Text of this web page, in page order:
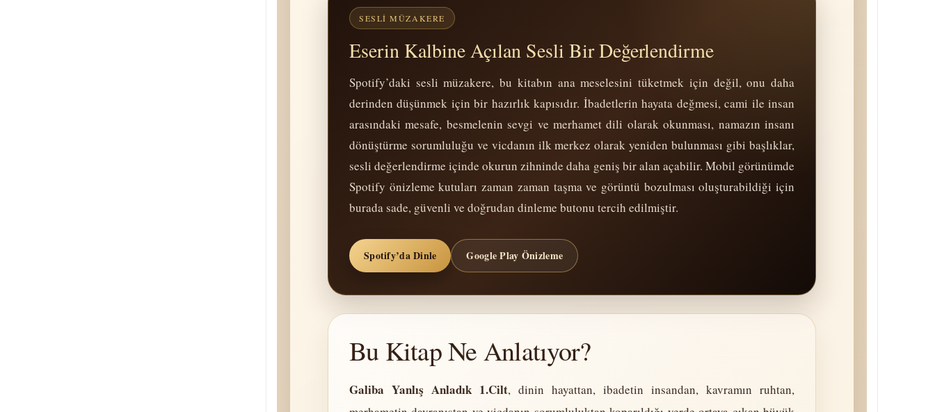
SESLI MÜZAKERE
Eserin Kalbine Açılan Sesli Bir Değerlendirme
Spotify’daki sesli müzakere, bu kitabın ana meselesini tüketmek için değil, onu daha
derinden düşünmek için bir hazırlık kapısıdır. İbadetlerin hayata değmesi, cami ile insan
arasındaki mesafe, besmelenin sevgi ve merhamet dili olarak okunması, namazın insanı
dönüştürme sorumluluğu ve vicdanın ilk merkez olarak yeniden bulunması gibi başlıklar,
sesli değerlendirme içinde okurun zihninde daha geniş bir alan açabilir. Mobil görünümde
Spotify önizleme kutuları zaman zaman taşma ve görüntü bozulması oluşturabildiği için
burada sade, güvenli ve doğrudan dinleme butonu tercih edilmiştir.
Spotify’da Dinle Google Play Önizleme
Bu Kitap Ne Anlatıyor?
Galiba Yanlış Anladık 1.Cilt, dinin hayattan, ibadetin insandan, kavramın ruhtan,